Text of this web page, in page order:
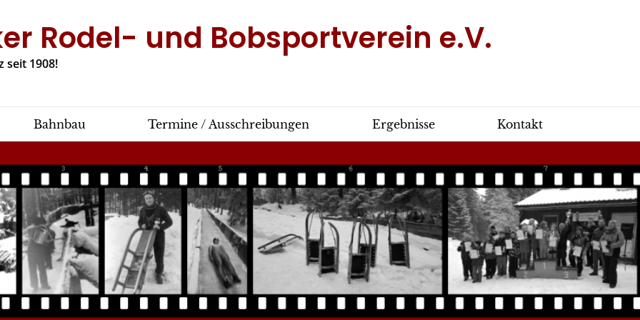
Rodel- und Bobsportverein e.V.
seit 1908!
Bahnbau Termine / Ausschreibungen Ergebnisse Kontakt